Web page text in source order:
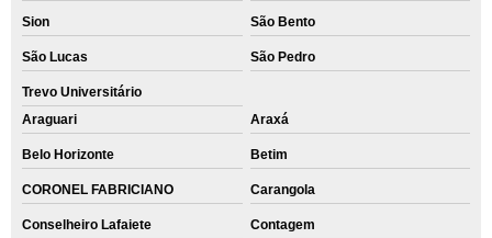
Sion São Bento
São Lucas São Pedro
Trevo Universitário
Araguari
Araxá
Belo Horizonte Betim
CORONEL FABRICIANO Carangola
Conselheiro Lafaiete Contagem